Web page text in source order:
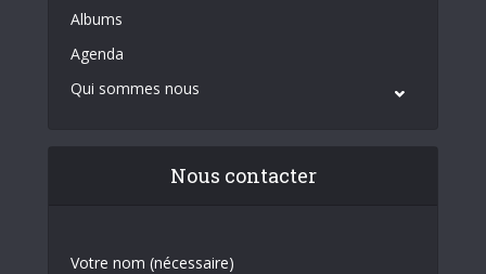
Albums
Agenda
Qui sommes nous
Nous contacter
Votre nom (nécessaire)